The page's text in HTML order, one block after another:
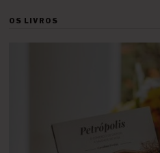
OS LIVROS